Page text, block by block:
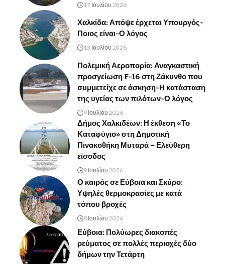
17 Ιουλίου 2026
Χαλκίδα: Απόψε έρχεται Υπουργός-
Ποιος είναι-Ο λόγος
13 Ιουλίου 2026
Πολεμική Αεροπορία: Αναγκαστική
προσγείωση F-16 στη Ζάκυνθο που
συμμετείχε σε άσκηση-Η κατάσταση
της υγείας των πιλότων-Ο λόγος
9 Ιουλίου 2026
Δήμος Χαλκιδέων: Η έκθεση «Το
Καταφύγιο» στη Δημοτική
Πινακοθήκη Μυταρά – Ελεύθερη
είσοδος
9 Ιουλίου 2026
Ο καιρός σε Εύβοια και Σκύρο:
Υψηλές θερμοκρασίες με κατά
τόπου βροχές
8 Ιουλίου 2026
Εύβοια: Πολύωρες διακοπές
ρεύματος σε πολλές περιοχές δύο
δήμων την Τετάρτη